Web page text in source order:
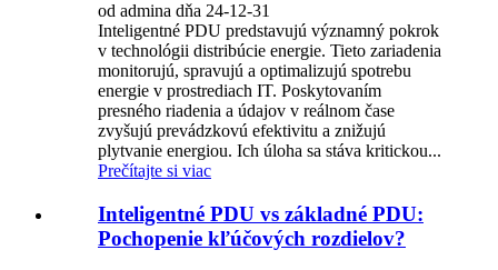
od admina dňa 24-12-31
Inteligentné PDU predstavujú významný pokrok
v technológii distribúcie energie. Tieto zariadenia
monitorujú, spravujú a optimalizujú spotrebu
energie v prostrediach IT. Poskytovaním
presného riadenia a údajov v reálnom čase
zvyšujú prevádzkovú efektivitu a znižujú
plytvanie energiou. Ich úloha sa stáva kritickou...
Prečítajte si viac
Inteligentné PDU vs základné PDU:
Pochopenie kľúčových rozdielov?